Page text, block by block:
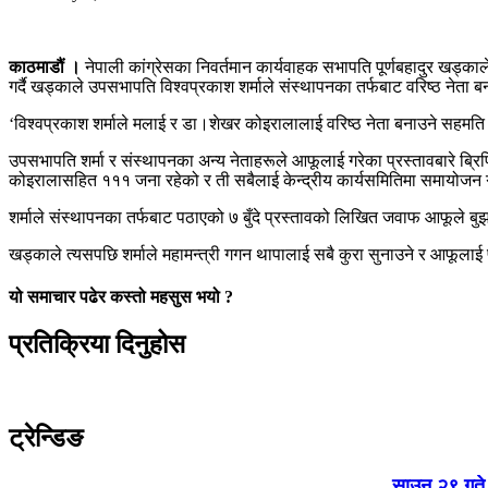
काठमाडौं । नेपाली कांग्रेसका निवर्तमान कार्यवाहक सभापति पूर्णबहादुर
गर्दै खड्काले उपसभापति विश्वप्रकाश शर्माले संस्थापनका तर्फबाट वरिष्ठ
‘विश्वप्रकाश शर्माले मलाई र डा।शेखर कोइरालालाई वरिष्ठ नेता बनाउने
उपसभापति शर्मा र संस्थापनका अन्य नेताहरूले आफूलाई गरेका प्रस्तावबारे
कोइरालासहित १११ जना रहेको र ती सबैलाई केन्द्रीय कार्यसमितिमा
शर्माले संस्थापनका तर्फबाट पठाएको ७ बुँदे प्रस्तावको लिखित जवाफ आफूले
खड्काले त्यसपछि शर्माले महामन्त्री गगन थापालाई सबै कुरा सुनाउने र
यो समाचार पढेर कस्तो महसुस भयो ?
प्रतिक्रिया दिनुहोस
ट्रेन्डिङ